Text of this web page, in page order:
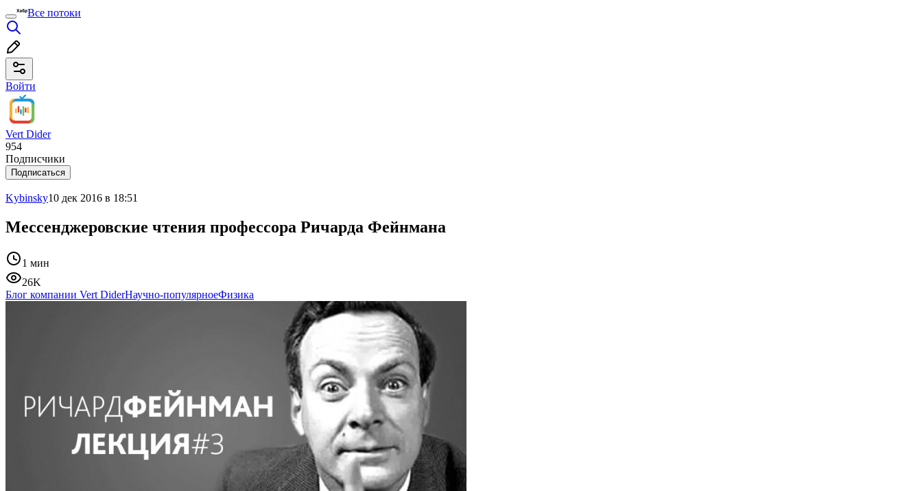
Все потоки
Войти
Vert Dider
954
Подписчики
Подписаться
Kybinsky10 дек 2016 в 18:51
Мессенджеровские чтения профессора Ричарда Фейнмана
1 мин
26K
Блог компании Vert DiderНаучно-популярноеФизика